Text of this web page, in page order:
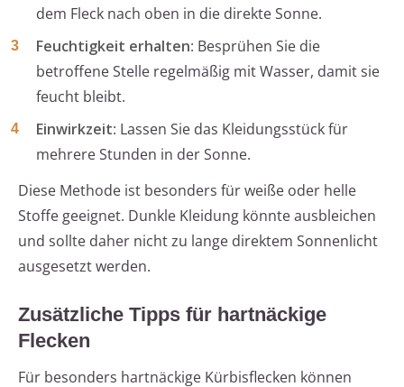
dem Fleck nach oben in die direkte Sonne.
Feuchtigkeit erhalten: Besprühen Sie die
betroffene Stelle regelmäßig mit Wasser, damit sie
feucht bleibt.
Einwirkzeit: Lassen Sie das Kleidungsstück für
mehrere Stunden in der Sonne.
Diese Methode ist besonders für weiße oder helle
Stoffe geeignet. Dunkle Kleidung könnte ausbleichen
und sollte daher nicht zu lange direktem Sonnenlicht
ausgesetzt werden.
Zusätzliche Tipps für hartnäckige
Flecken
Für besonders hartnäckige Kürbisflecken können